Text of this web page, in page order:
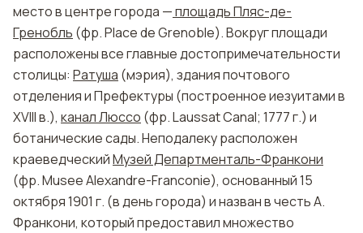
место в центре города —площадь Пляс-де-
Гренобль (фр. Place de Grenoble). Вокруг площади
расположены все главные достопримечательности
столицы: Ратуша (мэрия), здания почтового
отделения и Префектуры (построенное иезуитами в
XVIII в.), канал Люссо (фр. Laussat Canal; 1777 г.) и
ботанические сады. Неподалеку расположен
краеведческийМузей Департменталь-Франкони
(фр. Musеe Alexandre-Franconie), основанный 15
октября 1901 г. (в день города) и назван в честь А.
Франкони, который предоставил множество